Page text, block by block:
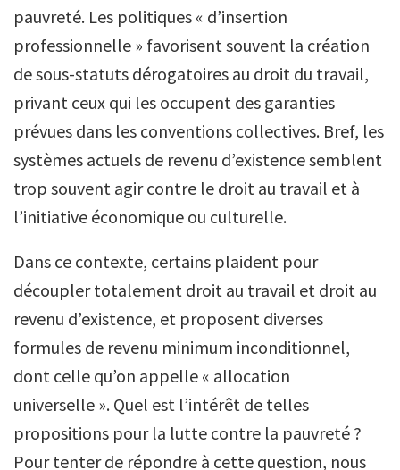
pauvreté. Les politiques « d’insertion
professionnelle » favorisent souvent la création
de sous-statuts dérogatoires au droit du travail,
privant ceux qui les occupent des garanties
prévues dans les conventions collectives. Bref, les
systèmes actuels de revenu d’existence semblent
trop souvent agir contre le droit au travail et à
l’initiative économique ou culturelle.
Dans ce contexte, certains plaident pour
découpler totalement droit au travail et droit au
revenu d’existence, et proposent diverses
formules de revenu minimum inconditionnel,
dont celle qu’on appelle « allocation
universelle ». Quel est l’intérêt de telles
propositions pour la lutte contre la pauvreté ?
Pour tenter de répondre à cette question, nous